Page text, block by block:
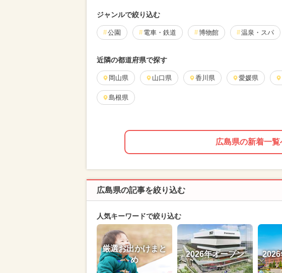
ジャンルで絞り込む
公園 電車・鉄道 博物館 温泉・スパ
近隣の都道府県で探す
岡山県 山口県 香川県 愛媛県
島根県
広島県の新着一覧
広島県の記事を絞り込む
人気キーワードで絞り込む
厳選お出かけまと
め
2026年オープン 2026